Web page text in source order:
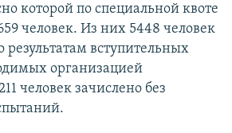
которой по специальной квоте
человек. Из них 5448 человек
результатам вступительных
организацией
человек зачислено без